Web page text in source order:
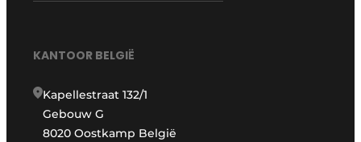
KANTOOR BELGIË
Kapellestraat 132/1
Gebouw G
8020 Oostkamp België